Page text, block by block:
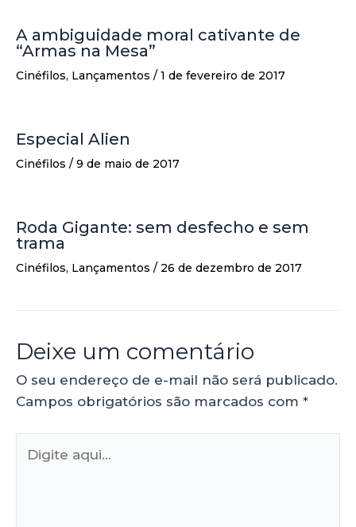
A ambiguidade moral cativante de
“Armas na Mesa”
Cinéfilos, Lançamentos / 1 de fevereiro de 2017
Especial Alien
Cinéfilos / 9 de maio de 2017
Roda Gigante: sem desfecho e sem
trama
Cinéfilos, Lançamentos / 26 de dezembro de 2017
Deixe um comentário
O seu endereço de e-mail não será publicado.
Campos obrigatórios são marcados com *